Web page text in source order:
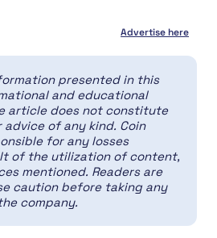
Advertise here
presented in this
and educational
article does not constitute
of any kind. Coin
for any losses
of the utilization of content,
mentioned. Readers are
caution before taking any
company.